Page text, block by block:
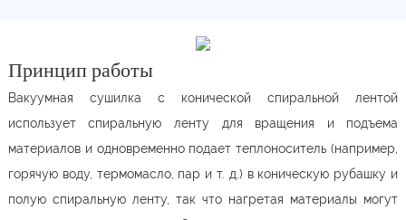
Принцип работы
Вакуумная сушилка с конической спиральной лентой
использует спиральную ленту для вращения и подъема
материалов и одновременно подает теплоноситель (например,
горячую воду, термомасло, пар и т. д.) в коническую рубашку и
полую спиральную ленту, так что нагретая материалы могут